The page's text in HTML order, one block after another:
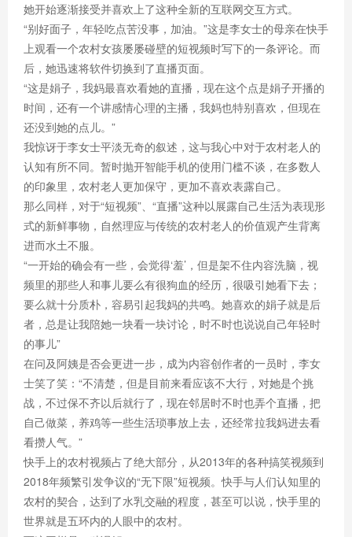
她开始逐渐接受并喜欢上了这种全新的互联网交互方式。
“别好面子，年轻吃点苦没事，加油。”这是李女士的母亲在快手
上观看一个农村女孩屡屡碰壁的短视频时写下的一条评论。而
后，她迅速将软件切换到了直播页面。
“这是娟子，我妈最喜欢看她的直播，现在这个点是娟子开播的
时间，还有一个讲感情心理的主播，我妈也特别喜欢，但现在
还没到她的点儿。”
我惊讶于李女士平淡无奇的叙述，这与我心中对于农村老人的
认知有所不同。暂时抛开智能手机的使用门槛不谈，在多数人
的印象里，农村老人更加保守，更加不喜欢表露自己。
那么同样，对于“短视频”、“直播”这种以展露自己生活为表现形
式的新鲜事物，自然理应与传统的农村老人的价值观产生背离
进而水土不服。
“一开始的确会有一些，会觉得‘羞’，但是架不住内容洗脑，视
频里的那些人和事儿要么有很狗血的经历，很吸引她看下去；
要么就十分质朴，容易引起我妈的共鸣。她喜欢的娟子就是后
者，总是让我陪她一块看一块讨论，时不时也说说自己年轻时
的事儿”
在问及阿姨是否会更进一步，成为内容创作者的一员时，李女
士笑了笑：“不清楚，但是目前来看应该不大行，对她是个挑
战，不过保不齐以后就行了，现在邻居时不时也弄个直播，把
自己做菜，养鸡等一些生活琐事放上去，还经常拉我妈进去看
看攒人气。”
快手上的农村视频占了绝大部分，从2013年的各种搞笑视频到
2018年频繁引发争议的“无下限”短视频。快手与人们认知里的
农村的契合，达到了水乳交融的程度，甚至可以说，快手里的
世界就是五环内的人眼中的农村。